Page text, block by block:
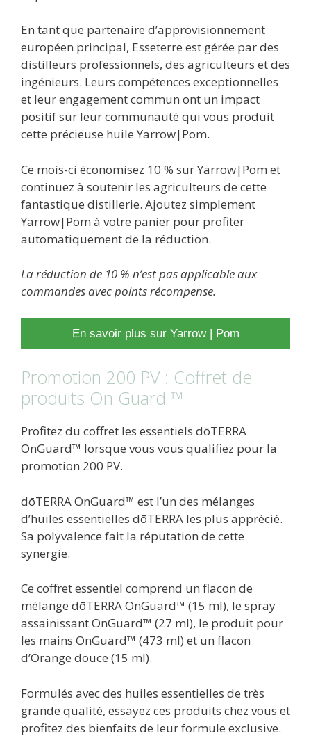
En tant que partenaire d’approvisionnement
européen principal, Esseterre est gérée par des
distilleurs professionnels, des agriculteurs et des
ingénieurs. Leurs compétences exceptionnelles
et leur engagement commun ont un impact
positif sur leur communauté qui vous produit
cette précieuse huile Yarrow|Pom.
Ce mois-ci économisez 10 % sur Yarrow|Pom et
continuez à soutenir les agriculteurs de cette
fantastique distillerie. Ajoutez simplement
Yarrow|Pom à votre panier pour profiter
automatiquement de la réduction.
La réduction de 10 % n’est pas applicable aux
commandes avec points récompense.
En savoir plus sur Yarrow | Pom
Promotion 200 PV : Coffret de
produits On Guard ™
Profitez du coffret les essentiels dōTERRA
OnGuard™ lorsque vous vous qualifiez pour la
promotion 200 PV.
dōTERRA OnGuard™ est l’un des mélanges
d’huiles essentielles dōTERRA les plus apprécié.
Sa polyvalence fait la réputation de cette
synergie.
Ce coffret essentiel comprend un flacon de
mélange dōTERRA OnGuard™ (15 ml), le spray
assainissant OnGuard™ (27 ml), le produit pour
les mains OnGuard™ (473 ml) et un flacon
d’Orange douce (15 ml).
Formulés avec des huiles essentielles de très
grande qualité, essayez ces produits chez vous et
profitez des bienfaits de leur formule exclusive.